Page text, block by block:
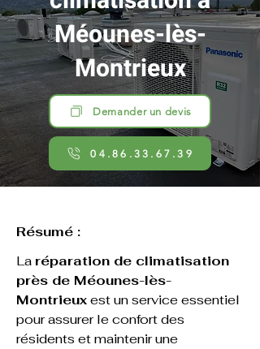
Méounes-lès-
Montrieux
Demander un devis
04.86.33.67.39
Résumé :
La réparation de climatisation
près de Méounes-lès-
Montrieux est un service essentiel
pour assurer le confort des
résidents et maintenir une